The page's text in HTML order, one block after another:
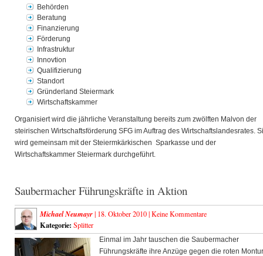
Behörden
Beratung
Finanzierung
Förderung
Infrastruktur
Innovtion
Qualifizierung
Standort
Gründerland Steiermark
Wirtschaftskammer
Organisiert wird die jährliche Veranstaltung bereits zum zwölften Malvon der
steirischen Wirtschaftsförderung SFG im Auftrag des Wirtschaftslandesrates.
wird gemeinsam mit der Steiermkärkischen Sparkasse und der
Wirtschaftskammer Steiermark durchgeführt.
Saubermacher Führungskräfte in Aktion
Michael Neumayr| 18. Oktober 2010 |Keine Kommentare
Kategorie: Splitter
Einmal im Jahr tauschen die Saubermacher
Führungskräfte ihre Anzüge gegen die roten